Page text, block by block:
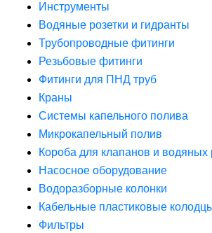
Инструменты
Водяные розетки и гидранты
Трубопроводные фитинги
Резьбовые фитинги
Фитинги для ПНД труб
Краны
Системы капельного полива
Микрокапельный полив
Короба для клапанов и водяных
Насосное оборудование
Водоразборные колонки
Кабельные пластиковые
Фильтры